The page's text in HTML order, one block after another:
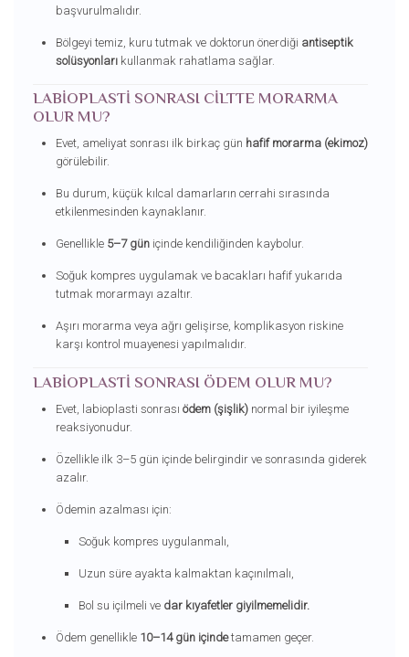
başvurulmalıdır.
Bölgeyi temiz, kuru tutmak ve doktorun önerdiği antiseptik
solüsyonlarıkullanmak rahatlama sağlar.
LABIOPLASTI SONRASI CILTTE MORARMA
OLUR MU?
Evet, ameliyat sonrası ilk birkaç gün hafif morarma (ekimoz)
görülebilir.
Bu durum, küçük kılcal damarların cerrahi sırasında
etkilenmesinden kaynaklanır.
Genellikle 5–7 güniçinde kendiliğinden kaybolur.
Soğuk kompres uygulamak ve bacakları hafif yukarıda
tutmak morarmayı azaltır.
Aşırı morarma veya ağrı gelişirse, komplikasyon riskine
karşı kontrol muayenesi yapılmalıdır.
LABIOPLASTI SONRASI ÖDEM OLUR MU?
Evet, labioplasti sonrası ödem (şişlik)normal bir iyileşme
reaksiyonudur.
Özellikle ilk 3–5 gün içinde belirgindir ve sonrasında giderek
azalır.
Ödemin azalması için:
Soğuk kompres uygulanmalı,
Uzun süre ayakta kalmaktan kaçınılmalı,
Bol su içilmeli ve dar kıyafetler giyilmemelidir.
Ödem genellikle 10–14 gün içindetamamen geçer.